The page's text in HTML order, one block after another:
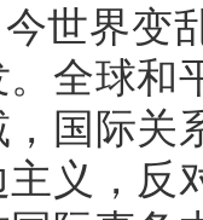
世界变
全球和
国际关
义，反